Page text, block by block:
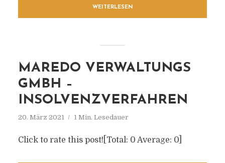
WEITERLESEN
MAREDO VERWALTUNGS
GMBH –
INSOLVENZVERFAHREN
20. März 2021 1 Min. Lesedauer
Click to rate this post![Total: 0 Average: 0]